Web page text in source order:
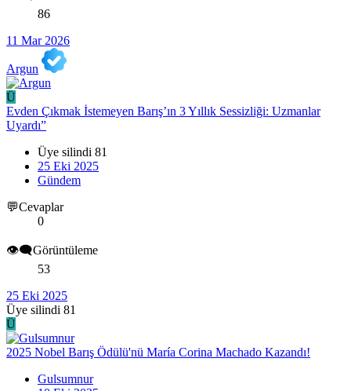
86
11 Mar 2026
Argun
Ü
Evden Çıkmak İstemeyen Barış’ın 3 Yıllık Sessizliği: Uzmanlar
Uyardı”
Üye silindi 81
25 Eki 2025
Gündem
💬Cevaplar
0
👁️‍🗨️Görüntüleme
53
25 Eki 2025
Üye silindi 81
Ü
2025 Nobel Barış Ödülü'nü María Corina Machado Kazandı!
Gulsumnur